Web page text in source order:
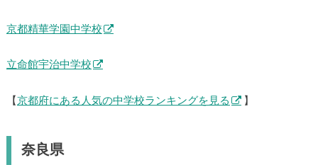
京都精華学園中学校
立命館宇治中学校
【 京都府にある人気の中学校ランキングを見る 】
奈良県